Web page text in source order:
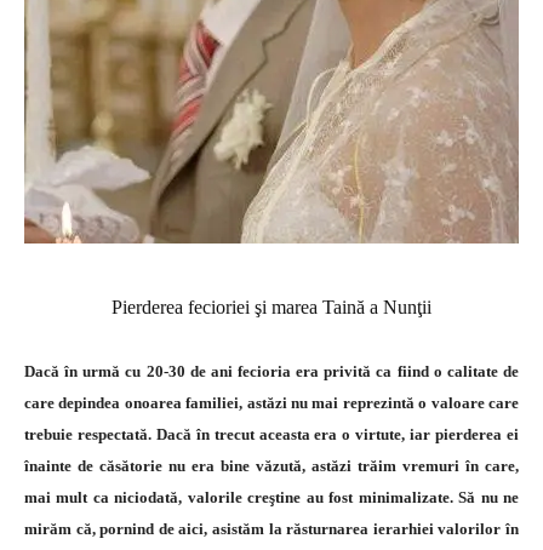
Pierderea fecioriei şi marea Taină a Nunţii
Dacă în urmă cu 20-30 de ani fecioria era privită ca fiind o calitate de
care depindea onoarea familiei, astăzi nu mai reprezintă o valoare care
trebuie respectată. Dacă în trecut aceasta era o virtute, iar pierderea ei
înainte de căsătorie nu era bine văzută, astăzi trăim vremuri în care,
mai mult ca niciodată, valorile creştine au fost minimalizate. Să nu ne
mirăm că, pornind de aici, asistăm la răsturnarea ierarhiei valorilor în